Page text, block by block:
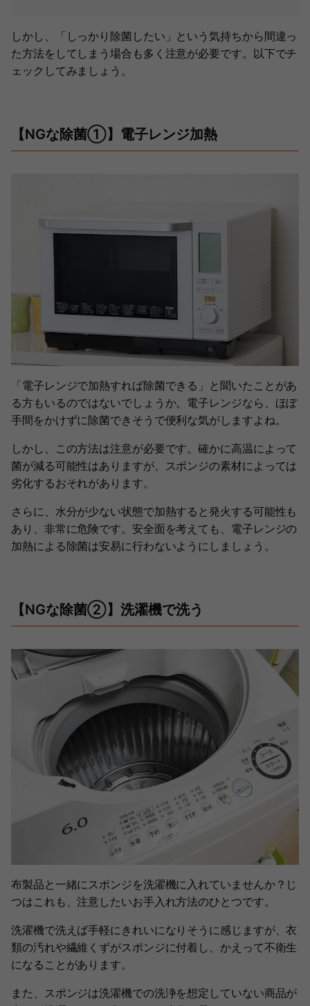
しかし、「しっかり除菌したい」という気持ちから間違っ
た方法をしてしまう場合も多く注意が必要です。以下でチ
ェックしてみましょう。
【NGな除菌①】電子レンジ加熱
「電子レンジで加熱すれば除菌できる」と聞いたことがあ
る方もいるのではないでしょうか。電子レンジなら、ほぼ
手間をかけずに除菌できそうで便利な気がしますよね。
しかし、この方法は注意が必要です。確かに高温によって
菌が減る可能性はありますが、スポンジの素材によっては
劣化するおそれがあります。
さらに、水分が少ない状態で加熱すると発火する可能性も
あり、非常に危険です。安全面を考えても、電子レンジの
加熱による除菌は安易に行わないようにしましょう。
【NGな除菌②】洗濯機で洗う
布製品と一緒にスポンジを洗濯機に入れていませんか？じ
つはこれも、注意したいお手入れ方法のひとつです。
洗濯機で洗えば手軽にきれいになりそうに感じますが、衣
類の汚れや繊維くずがスポンジに付着し、かえって不衛生
になることがあります。
また、スポンジは洗濯機での洗浄を想定していない商品が